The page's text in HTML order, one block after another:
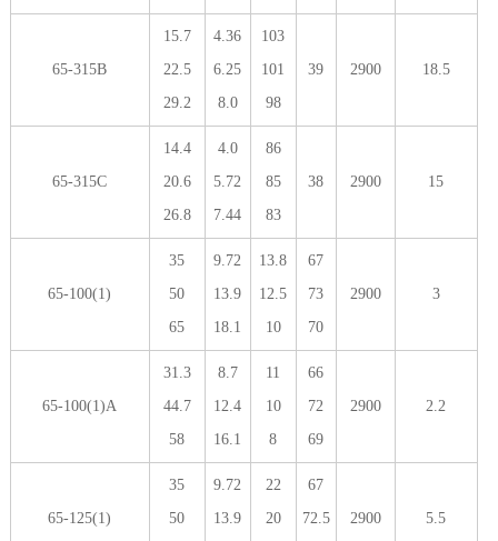
65-315B
15.7
22.5
29.2
4.36
6.25
8.0
103
101
98
39 2900 18.5
65-315C
14.4
20.6
26.8
4.0
5.72
7.44
86
85
83
38 2900 15
65-100(1)
35
50
65
9.72
13.9
18.1
13.8
12.5
10
67
73
70
2900 3
65-100(1)A
31.3
44.7
58
8.7
12.4
16.1
11
10
8
66
72
69
2900 2.2
65-125(1)
35
50
9.72
13.9
22
20
67
72.5
2900 5.5